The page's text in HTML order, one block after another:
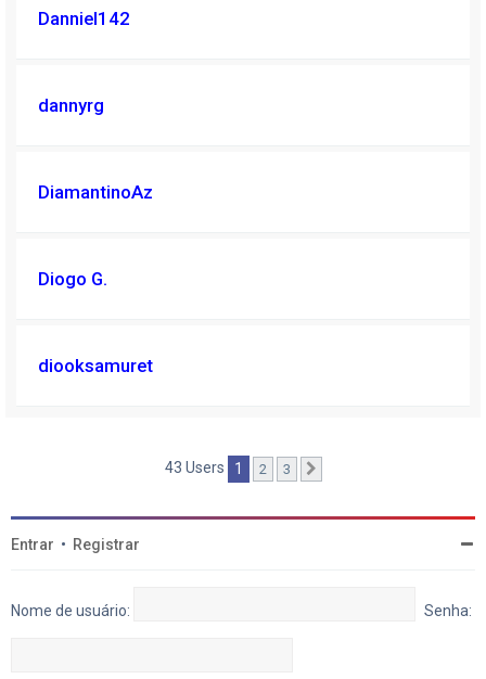
Danniel142
dannyrg
DiamantinoAz
Diogo G.
diooksamuret
43 Users 1 2 3
Entrar • Registrar
Nome de usuário: Senha: